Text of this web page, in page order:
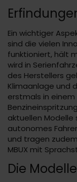
Ein wichtiger
sind die vielen
funktioniert, hält
wird in
des Herstellers
Klimaanlage und
erstmals in
aktuellen
autonomes
und tragen
MBUX mit
Die